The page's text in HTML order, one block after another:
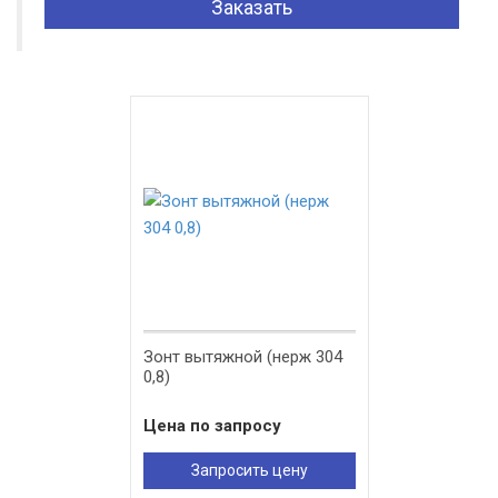
Заказать
Зонт вытяжной (нерж 304
0,8)
Цена по запросу
Запросить цену